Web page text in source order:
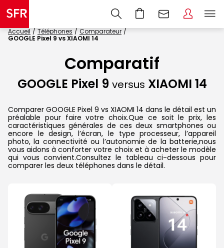
Accueil Téléphones
Comparateur
GOOGLE Pixel 9 vs XIAOMI 14
Comparatif
GOOGLE Pixel 9 versus XIAOMI 14
Comparer GOOGLE Pixel 9 vs XIAOMI 14 dans le détail est un
préalable pour faire votre choix.Que ce soit le prix, les
caractéristiques générales de ces deux smartphones ou
encore le design, l’écran, le type processeur, l’appareil
photo, la connectivité ou l’autonomie de la batterie,nous
vous aidons à conforter votre choix et à acheter le modèle
qui vous convient.Consultez le tableau ci-dessous pour
comparer les deux téléphones dans le détail.